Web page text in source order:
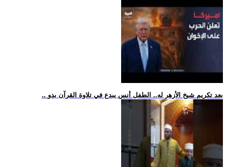
.. بعد تكريم شيخ الأزهر له.. الطفل أنس يبدع في تلاوة القرآن بدو